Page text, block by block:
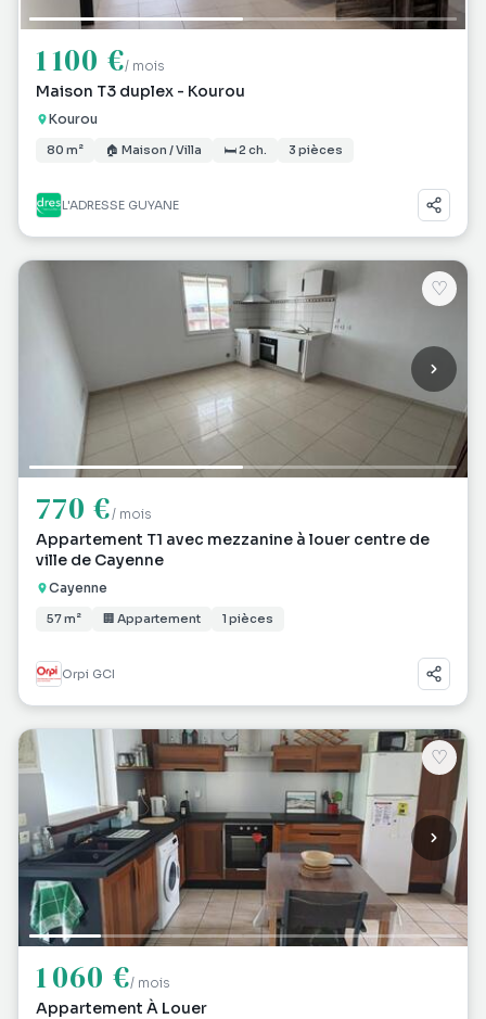
1 100 €/ mois
Maison T3 duplex - Kourou
Kourou
80 m² 🏠 Maison / Villa 🛏 2 ch. 3 pièces
L'ADRESSE GUYANE
♡
770 €/ mois
Appartement T1 avec mezzanine à louer centre de
ville de Cayenne
Cayenne
57 m² 🏢 Appartement 1 pièces
Orpi GCI
♡
1 060 €/ mois
Appartement À Louer